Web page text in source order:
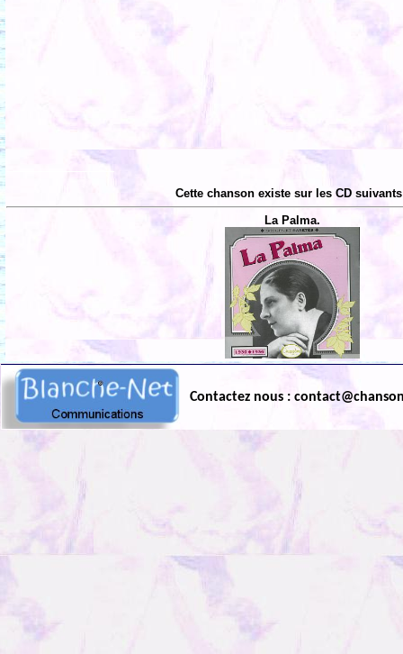
Cette chanson existe sur les CD
La Palma.
Contactez nous :